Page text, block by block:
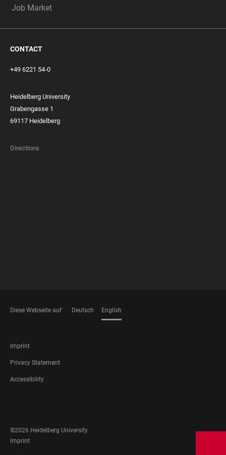
Job Market
CONTACT
+49 6221 54-0
Heidelberg University
Grabengasse 1
69117 Heidelberg
Directions
Diese Webseite auf Deutsch English
FOOTER
LEGAL
Imprint
Privacy Statement
Accessibility
MEDIA
©2026 Heidelberg University
FOOTER
Imprint